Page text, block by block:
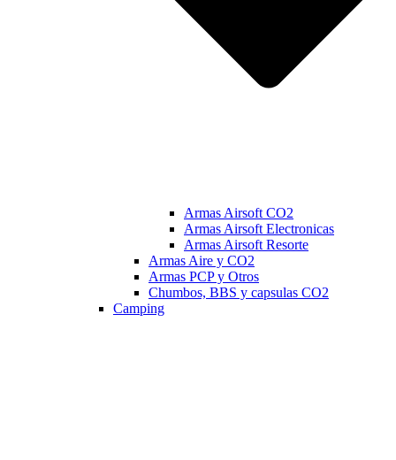
Armas Airsoft CO2
Armas Airsoft Electronicas
Armas Airsoft Resorte
Armas Aire y CO2
Armas PCP y Otros
Chumbos, BBS y capsulas CO2
Camping